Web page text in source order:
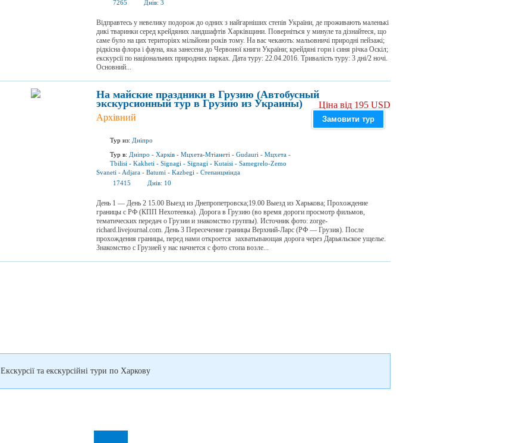
7265
Днів: 3
Відправтесь у невелику подорож до одних з найгарніших степів України, де проживають маленькі
дикі тваринки серед крейдяних ландшафтів Харківщини. Поверніться у минуле та дізнайтеся, що
саме було на цих територіях мільйони років тому. На вас чекають: мальовничі природні пейзажі;
рідкісна флора і фауна, яка занесена до Червоної книги України; крейдяні гори і синя річка Оскіл;
екскурсії по національних природних парках. Дата туру: 22.04.2016. Тривалість туру: 3 дні/2 ночі.
Основний...
На майские праздники в Грузию (Автобусный
экскурсионный тур в Грузию из Украины)
Архівний
Тур из: Дніпро
Тур в: Дніпро - Харків - Мцхета-Мтіанеті - Gudauri - Мцхета -
Tbilisi - Kakheti - Signagi - Signagi - Kutaisi - Samegrelo-Zemo
Svaneti - Adjara - Batumi - Kazbegi - Степанцмінда
17415
Днів: 10
Ціна від 195 USD
Замовити тур
День 1 — День 2 15.00 Выезд из Днепропетровска;19.00 Выезд из Харькова; Прохождение
границы с РФ (КПП Нехотеевка). Дорога в Грузию (во время дороги просмотр фильмов,
тематических передач о Грузии и знакомство группы). Источник фото: zorge-
richard.livejournal.com. День 3 Пересечение границы Верхний-Ларс (РФ — Грузия). После
прохождения границы, перед нами откроется захватывающая дорога через Дарьяльское ущелье.
Знакомство с Грузией у нас начнется с фото стопа возле...
Екскурсії та екскурсійні тури по Харкову